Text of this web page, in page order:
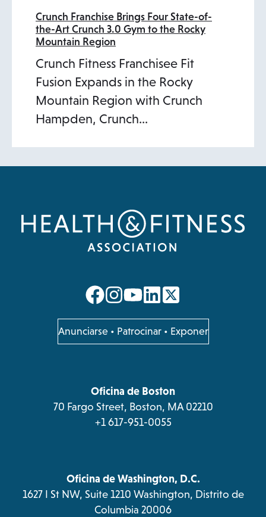
Crunch Franchise Brings Four State-of-
the-Art Crunch 3.0 Gym to the Rocky
Mountain Region
Crunch Fitness Franchisee Fit
Fusion Expands in the Rocky
Mountain Region with Crunch
Hampden, Crunch…
opens
a
new
opens
a
new
opens
a
new
opens
a
new
Anunciarseopens
in
tab
• Patrocinar• Exponer
Oficina de Boston
70 Fargo Street, Boston, MA 02210
+1 617-951-0055
Oficina de Washington, D.C.
1627 I St NW, Suite 1210 Washington, Distrito de
Columbia 20006